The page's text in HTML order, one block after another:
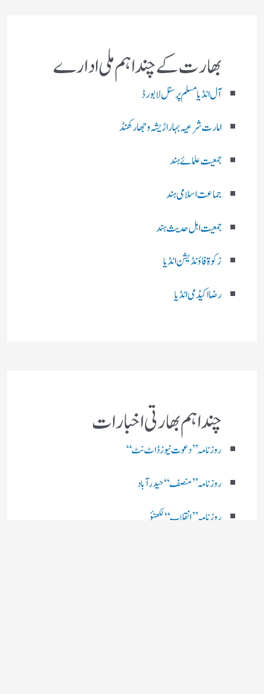
بھارت کے چند اہم ملی ادارے
آل انڈیا مسلم پرسنل لا بورڈ
امارت شرعیہ بہار اڑیشہ و جھارکھنڈ
جمعیت علمائے ہند
جماعت اسلامی ہند
جمعیت اہل حدیث ہند
زکوۃ فاؤنڈیشن انڈیا
رضا اکیڈمی انڈیا
چند اہم بھارتی اخبارات
روز نامہ ’’ دعوت نیوز ڈاٹ نٹ‘‘
روزنامہ ’’ منصف‘‘ حیدر آباد
روزنامہ ’’ انقلاب‘‘ لکھنؤ